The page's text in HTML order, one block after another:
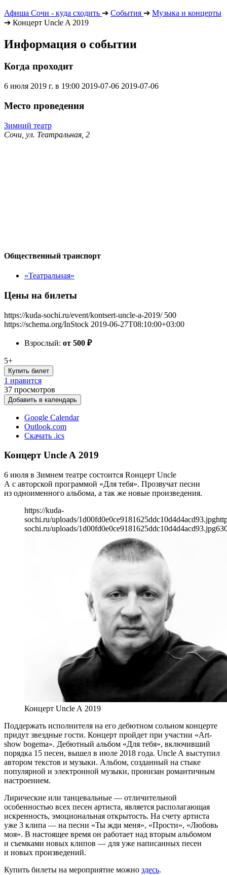
Афиша Сочи - куда сходить ➔ События ➔ Музыка и концерты
➔ Концерт Uncle A 2019
Информация о событии
Когда проходит
6 июля 2019 г. в 19:00 2019-07-06 2019-07-06
Место проведения
Зимний театр
Сочи, ул. Театральная, 2
Общественный транспорт
«Театральная»
Цены на билеты
https://kuda-sochi.ru/event/kontsert-uncle-a-2019/ 500
https://schema.org/InStock 2019-06-27T08:10:00+03:00
Взрослый: от 500 ₽
5+
Купить билет
1 нравится
37 просмотров
Добавить в календарь
Google Calendar
Outlook.com
Скачать .ics
Концерт Uncle A 2019
6 июля в Зимнем театре состоится Rонцерт Uncle
A с авторской программой «Для тебя». Прозвучат песни
из одноименного альбома, а так же новые произведения.
https://kuda-
sochi.ru/uploads/1d00fd0e0ce9181625ddc10d4d4acd93.jpg
sochi.ru/uploads/1d00fd0e0ce9181625ddc10d4d4acd93.jpg
Концерт Uncle A 2019
Поддержать исполнителя на его дебютном сольном концерте
придут звездные гости. Концерт пройдет при участии «Art-
show bogema». Дебютный альбом «Для тебя», включивший
порядка 15 песен, вышел в июле 2018 года. Uncle A выступил
автором текстов и музыки. Альбом, созданный на стыке
популярной и электронной музыки, пронизан романтичным
настроением.
Лирические или танцевальные — отличительной
особенностью всех песен артиста, является располагающая
искренность, эмоциональная открытость. На счету артиста
уже 3 клипа — на песни «Ты жди меня», «Прости», «Любовь
моя». В настоящее время он работает над вторым альбомом
и съемками новых клипов — для уже написанных песен
и новых произведений.
Купить билеты на мероприятие можно здесь.